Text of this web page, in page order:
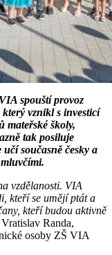
spouští provoz
vznikl s investicí
mateřské školy,
tak posiluje
současně česky a
vzdělanosti. VIA
kteří se umějí ptát a
kteří budou aktivně
Randa,
osoby ZŠ VIA